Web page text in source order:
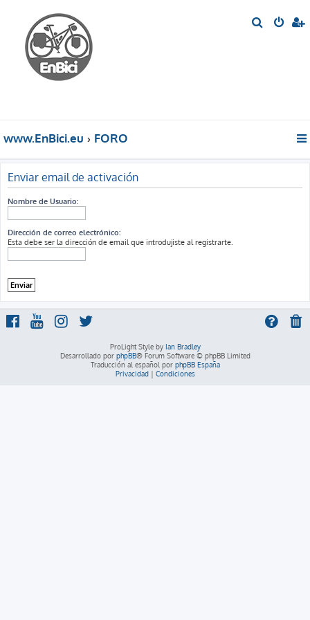
www.EnBici.eu FORO
Enviar email de activación
Nombre de Usuario:
Dirección de correo electrónico:
Esta debe ser la dirección de email que introdujiste al registrarte.
ProLight Style by Ian Bradley
Desarrollado por phpBB® Forum Software © phpBB Limited
Traducción al español por phpBB España
Privacidad| Condiciones